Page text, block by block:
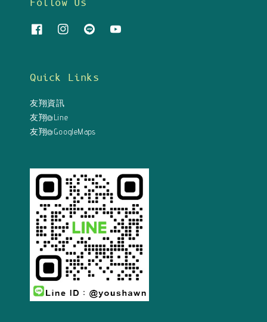
Follow Us
Quick Links
友翔資訊
友翔@Line
友翔@GoogleMaps